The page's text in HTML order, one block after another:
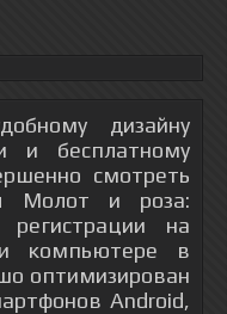
дизайну
и бесплатному
смотреть
Молот и роза:
на
компьютере в
оптимизирован
Android,